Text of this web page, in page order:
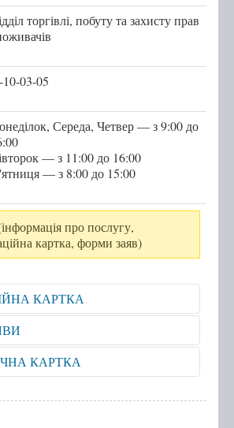
для захисників та
міська рада
у справах ветеранів України
надання
послуг
онлайн
торгівлі, побуту та захисту прав
03-05
Середа, Четвер — з 9:00 до
— з 11:00 до 16:00
— з 8:00 до 15:00
про послугу,
картка, форми заяв)
КАРТКА
перегляду
перегляду
КАРТКА